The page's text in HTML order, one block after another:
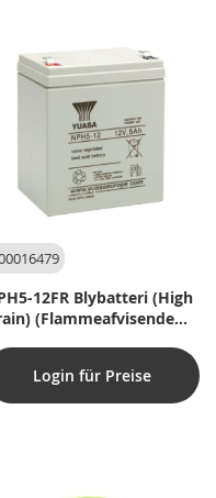
12FR Blybatteri (High
(Flammeafvisende
Login für Preise